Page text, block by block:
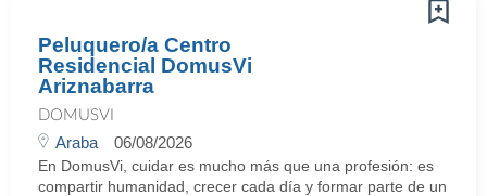
Peluquero/a Centro
Residencial DomusVi
Ariznabarra
DOMUSVI
Araba 06/08/2026
En DomusVi, cuidar es mucho más que una profesión: es
compartir humanidad, crecer cada día y formar parte de un